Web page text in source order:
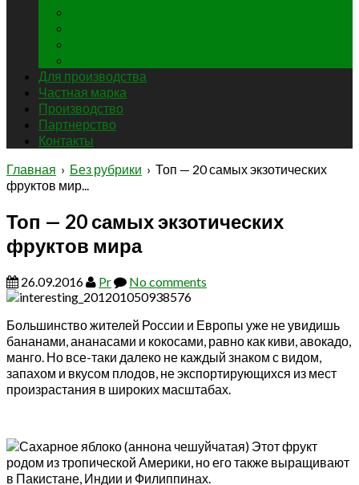
Для производства
Частная марка
Производство
Партнерство
Контакты
Главная › Без рубрики › Топ — 20 самых экзотических
фруктов мир...
Топ — 20 самых экзотических
фруктов мира
26.09.2016 Pr No comments
Большинство жителей России и Европы уже не увидишь
бананами, ананасами и кокосами, равно как киви, авокадо,
манго. Но все-таки далеко не каждый знаком с видом,
запахом и вкусом плодов, не экспортирующихся из мест
произрастания в широких масштабах.